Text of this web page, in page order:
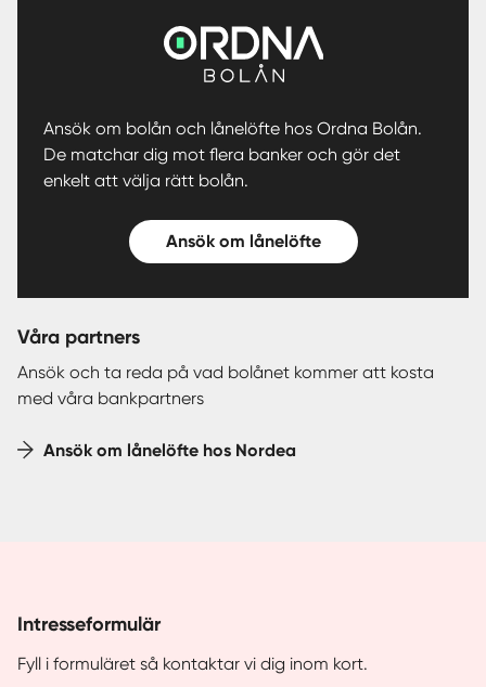
Ansök om bolån och lånelöfte hos Ordna Bolån.
De matchar dig mot flera banker och gör det
enkelt att välja rätt bolån.
Ansök om lånelöfte
Våra partners
Ansök och ta reda på vad bolånet kommer att kosta
med våra bankpartners
Ansök om lånelöfte hos Nordea
Intresseformulär
Fyll i formuläret så kontaktar vi dig inom kort.